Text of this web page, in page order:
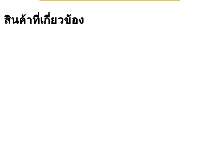
สินค้าที่เกี่ยวข้อง